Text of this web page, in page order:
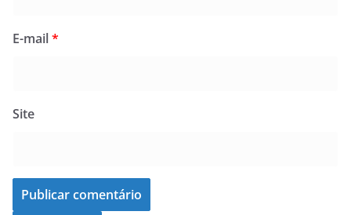
E-mail*
Site